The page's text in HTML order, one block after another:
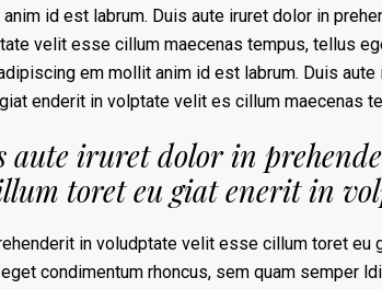
id est labrum. Duis aute iruret dolor in
velit esse cillum maecenas tempus, tellus
em mollit anim id est labrum. Duis
enderit in volptate velit es cillum maecenas
aute iruret dolor in
toret eu giat enerit in
in voludptate velit esse cillum toret
condimentum rhoncus, sem quam semper